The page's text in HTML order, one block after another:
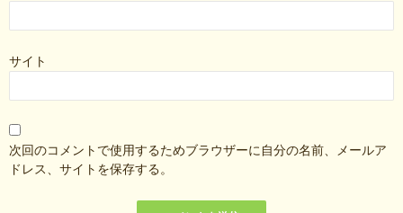
サイト
次回のコメントで使用するためブラウザーに自分の名前、メールア
ドレス、サイトを保存する。